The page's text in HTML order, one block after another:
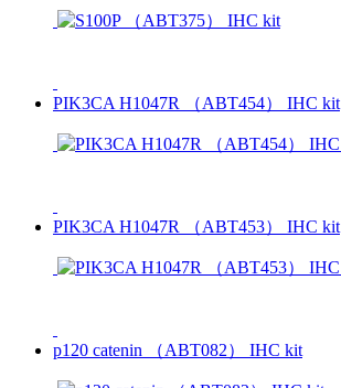
PIK3CA H1047R （ABT454） IHC kit
PIK3CA H1047R （ABT453） IHC kit
p120 catenin （ABT082） IHC kit